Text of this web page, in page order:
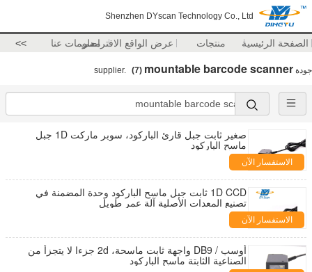
Shenzhen DYscan Technology Co., Ltd
الصفحة الرئيسية منتجات عرض الواقع الافتراضيمعلومات عنا >>
جودة mountable barcode scanner
(7)
صغير ثابت جبل قارئ الباركود، سوبر ماركت 1D جبل
ماسح الباركود
الاستفسار الآن
1D CCD ثابت جبل ماسح الباركود وحدة المضمنة في
تصنيع المعدات الأصلية آلة عمر طويل
الاستفسار الآن
أوسب / DB9 واجهة ثابت ماسحة، 2d جزءا لا يتجزأ من
الصناعية الثابتة ماسح الباركود